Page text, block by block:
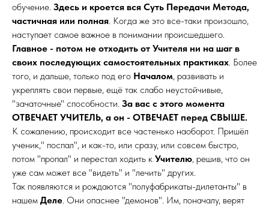
обучение. Здесь и кроется вся Суть Передачи Метода,
частичная или полная. Когда же это все-таки произошло,
наступает самое важное в понимании происшедшего.
Главное - потом не отходить от Учителя ни на шаг в
своих последующих самостоятельных практиках. Более
того, и дальше, только под его Началом, развивать и
укреплять свои первые, ещё так слабо неустойчивые,
"зачаточные" способности. За вас с этого момента
ОТВЕЧАЕТ УЧИТЕЛЬ, а он - ОТВЕЧАЕТ перед СВЫШЕ.
К сожалению, происходит все частенько наоборот. Пришёл
ученик," поспал", и как-то, или сразу, или совсем быстро,
потом "пропал" и перестал ходить к Учителю, решив, что он
уже сам может все "видеть" и "лечить" других.
Так появляются и рождаются "полуфабрикаты-дилетанты" в
нашем Деле. Они опаснее "демонов". Им, поначалу, верят